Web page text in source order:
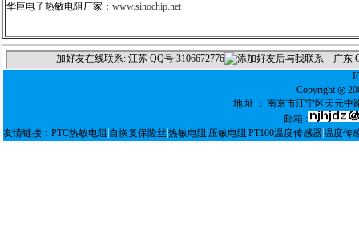
华巨电子热敏电阻厂家： www.sinochip.net
Copyright ◎
地址： 南京市江宁区天元中
邮箱 :
友情链接： PTC热敏电阻 自恢复保险丝 热敏电阻 压敏电阻 PT100温度传感器|温度传